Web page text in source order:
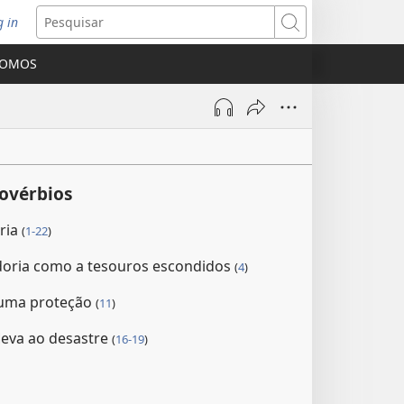
in
Pesquisar
(1-22)
como a tesouros escondidos (4)
proteção (11)
ao desastre (16-19)